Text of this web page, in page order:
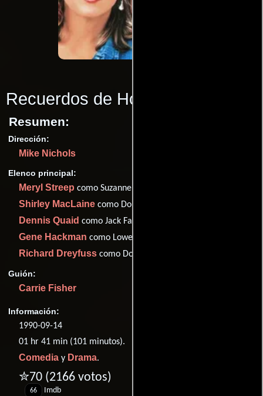
Recuerdos de Hollywood
Resumen:
Dirección:
Mike Nichols
Elenco principal:
Meryl Streep como Suzanne Vale
Shirley MacLaine como Doris Mann
Dennis Quaid como Jack Faulkner
Gene Hackman como Lowell Kolchek
Richard Dreyfuss como Doctor Frankenthal
Guión:
Carrie Fisher
Información:
1990-09-14
01 hr 41 min (101 minutos).
Comedia y Drama.
✮70 (2166 votos)
66 Imdb